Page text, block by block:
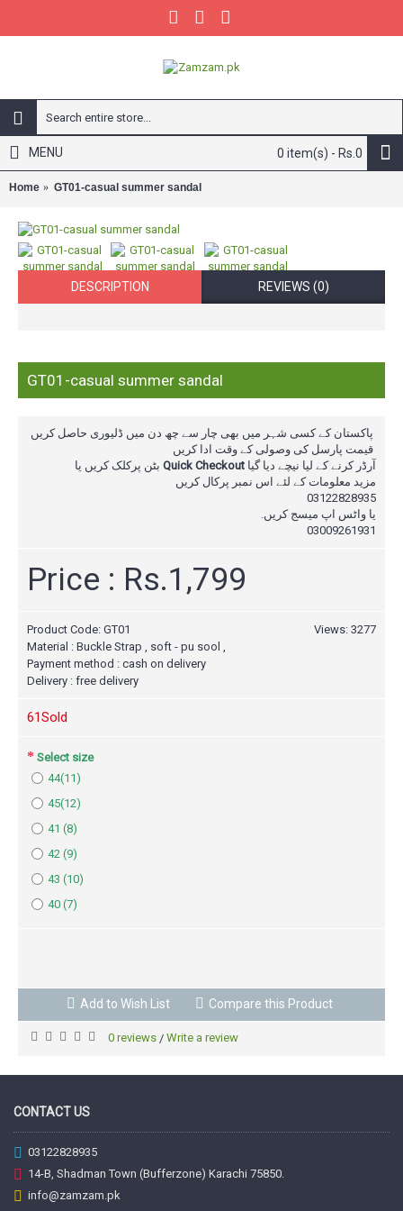
0 item(s) - Rs.0
MENU
Home GT01-casual summer sandal
DESCRIPTION REVIEWS (0)
GT01-casual summer sandal
آرڈر کرنے کے لیا نیچے دیا گیا Quick Checkout بٹن پرکلک کریں یا
مزید معلومات کے لئے اس نمبر پرکالکریں
03122828935
یا واٹس اپ میسج کریں.
03009261931
Price : Rs.1,799
Views: 3277
Product Code: GT01
Material : Buckle Strap , soft - pu sool ,
Payment method : cash on delivery
Delivery : free delivery
61Sold
Select size
44(11)
45(12)
41 (8)
42 (9)
43 (10)
40 (7)
Add to Wish List Compare this Product
0 reviews / Write a review
CONTACT US
03122828935
14-B, Shadman Town (Bufferzone) Karachi 75850.
info@zamzam.pk